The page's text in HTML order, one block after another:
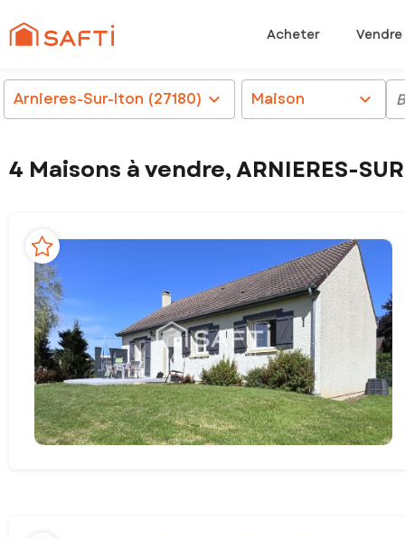
Acheter Vendre
Arnieres-Sur-Iton (27180) chevron_right Maison chevron_right
4 Maisons à vendre, ARNIERES-